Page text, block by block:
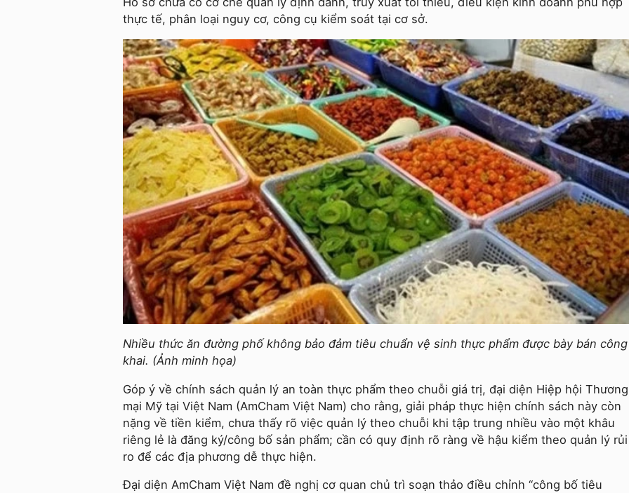
thực tế, phân loại nguy cơ, công cụ kiểm soát tại cơ sở.
Nhiều thức ăn đường phố không bảo đảm tiêu chuẩn vệ sinh thực phẩm được bày bán công
khai. (Ảnh minh họa)
Góp ý về chính sách quản lý an toàn thực phẩm theo chuỗi giá trị, đại diện Hiệp hội Thương
mại Mỹ tại Việt Nam (AmCham Việt Nam) cho rằng, giải pháp thực hiện chính sách này còn
nặng về tiền kiểm, chưa thấy rõ việc quản lý theo chuỗi khi tập trung nhiều vào một khâu
riêng lẻ là đăng ký/công bố sản phẩm; cần có quy định rõ ràng về hậu kiểm theo quản lý rủi
ro để các địa phương dễ thực hiện.
Đại diện AmCham Việt Nam đề nghị cơ quan chủ trì soạn thảo điều chỉnh “công bố tiêu